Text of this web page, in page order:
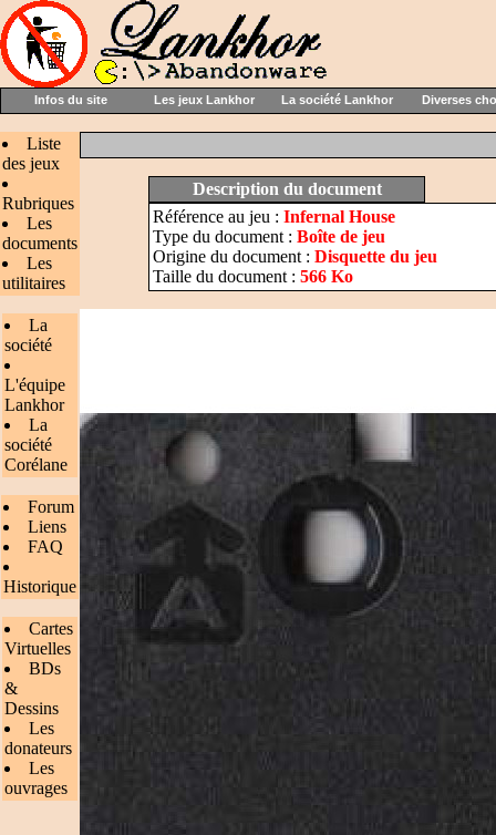
Infos du site Les jeux Lankhor La société Lankhor Diverses
Liste
des jeux
Rubriques
Les
documents
Les
utilitaires
La
société
L'équipe
Lankhor
La
société
Corélane
Forum
Liens
FAQ
Historique
Cartes
Virtuelles
BDs
&
Dessins
Les
donateurs
Les
ouvrages
Description du document
Référence au jeu : Infernal House
Type du document : Boîte de jeu
Origine du document : Disquette du jeu
Taille du document : 566 Ko